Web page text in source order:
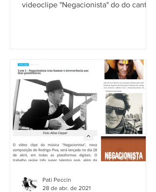
videoclipe "Negacionista" do do cantor
Pati Peccin
28 de abr. de 2021